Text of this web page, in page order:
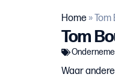
Home »
Tom
Waar